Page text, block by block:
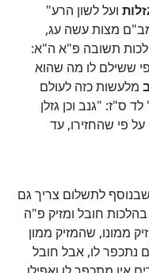
ועל לשון הרע"
מצות עשה עג,
תשובה פ"א ה"א:
ששילם לו מה שהוא
מלעשות כזה לעולם
ס"ז: "גנב וכן גזלן
פי שהחזירו, עד
לתשלום צריך גם
חובל ומזיק פ"ה
ממונו, שהמזיק ממון
נתכפר לו, אבל חובל